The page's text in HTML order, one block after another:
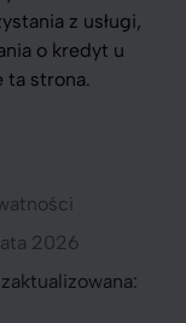
z usługi,
o kredyt u
ta strona.
2026